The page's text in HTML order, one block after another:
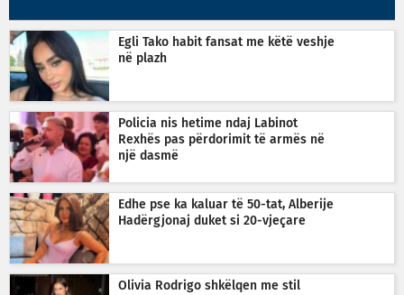
Egli Tako habit fansat me këtë veshje
në plazh
Policia nis hetime ndaj Labinot
Rexhës pas përdorimit të armës në
një dasmë
Edhe pse ka kaluar të 50-tat, Alberije
Hadërgjonaj duket si 20-vjeçare
Olivia Rodrigo shkëlqen me stil